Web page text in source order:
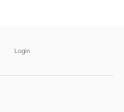
Login